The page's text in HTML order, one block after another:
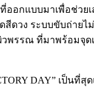
ออกแบบมาเพื่อช่ว
สีดวง ระบบขับถ่าย
พรรณ ที่มาพร้อมจุ
DAY” เป็